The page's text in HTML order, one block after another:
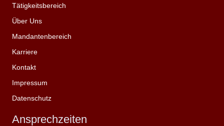
Tätigkeitsbereich
Über Uns
Mandantenbereich
Karriere
Kontakt
Impressum
Datenschutz
Ansprechzeiten